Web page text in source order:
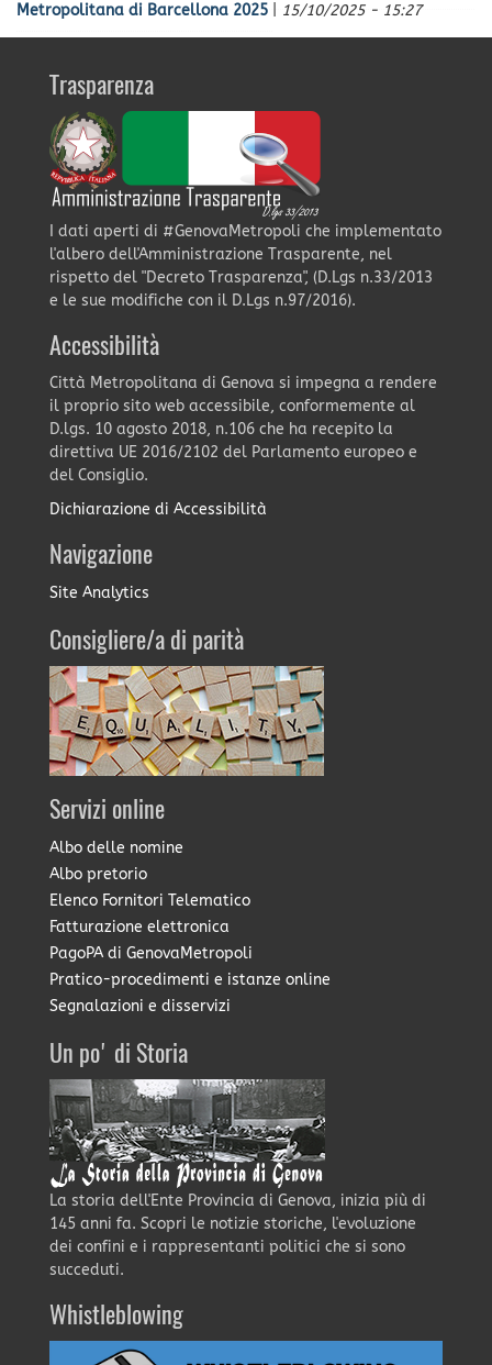
Metropolitana di Barcellona 2025
15/10/2025 - 15:27
Trasparenza
I dati aperti di #GenovaMetropoli che implementato
l'albero dell'Amministrazione Trasparente, nel
rispetto del "Decreto Trasparenza", (D.Lgs n.33/2013
e le sue modifiche con il D.Lgs n.97/2016).
Accessibilità
Città Metropolitana di Genova si impegna a rendere
il proprio sito web accessibile, conformemente al
D.lgs. 10 agosto 2018, n.106 che ha recepito la
direttiva UE 2016/2102 del Parlamento europeo e
del Consiglio.
Dichiarazione di Accessibilità
Navigazione
Site Analytics
Consigliere/a di parità
Servizi online
Albo delle nomine
Albo pretorio
Elenco Fornitori Telematico
Fatturazione elettronica
PagoPA di GenovaMetropoli
Pratico-procedimenti e istanze online
Segnalazioni e disservizi
Un po' di Storia
La storia dell'Ente Provincia di Genova, inizia più di
145 anni fa. Scopri le notizie storiche, l'evoluzione
dei confini e i rappresentanti politici che si sono
succeduti.
Whistleblowing